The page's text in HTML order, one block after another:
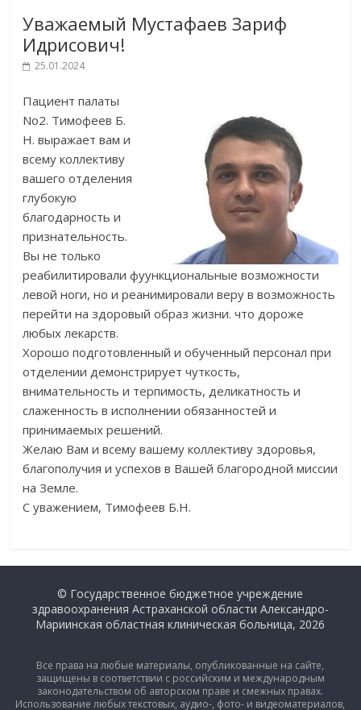
Уважаемый Мустафаев Зариф
Идрисович!
25.01.2024
Пациент палаты
No2. Тимофеев Б.
Н. выражает вам и
всему коллективу
вашего отделения
глубокую
благодарность и
признательность.
Вы не только
реабилитировали фуункциональные возможности
левой ноги, но и реанимировали веру в возможность
перейти на здоровый образ жизни. что дороже
любых лекарств.
Хорошо подготовленный и обученный персонал при
отделении демонстрирует чуткость,
внимательность и терпимость, деликатность и
слаженность в исполнении обязанностей и
принимаемых решений.
Желаю Вам и всему вашему коллективу здоровья,
благополучия и успехов в Вашей благородной миссии
на Земле.
С уважением, Тимофеев Б.Н.
© Государственное бюджетное учреждение
здравоохранения Астраханской области Александро-
Мариинская областная клиническая больница, 2026
Все права на любые материалы, опубликованные на сайте,
защищены в соответствии с российским и международным
законодательством об авторском праве и смежных правах.
Использование любых текстовых, аудио-, фото- и видеоматериалов,